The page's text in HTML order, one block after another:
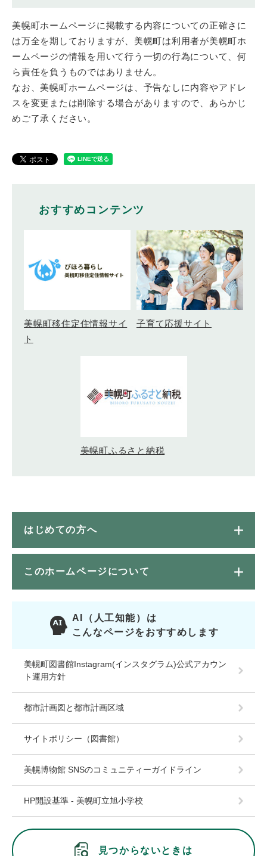
美幌町ホームページに掲載する内容についての正確さに
は万全を期しておりますが、美幌町は利用者が美幌町ホ
ームページの情報を用いて行う一切の行為について、何
ら責任を負うものではありません。
なお、美幌町ホームページは、予告なしに内容やアドレ
スを変更または削除する場合がありますので、あらかじ
めご了承ください。
おすすめコンテンツ
美幌町移住定住情報サイ
ト
子育て応援サイト
美幌町ふるさと納税
はじめての方へ
このホームページについて
AI（人工知能）は
こんなページをおすすめします
美幌町図書館Instagram(インスタグラム)公式アカウン
ト運用方針
都市計画図と都市計画区域
サイトポリシー（図書館）
美幌博物館 SNSのコミュニティーガイドライン
HP開設基準 - 美幌町立旭小学校
見つからないときは